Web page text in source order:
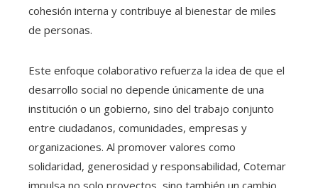
cohesión interna y contribuye al bienestar de miles
de personas.
Este enfoque colaborativo refuerza la idea de que el
desarrollo social no depende únicamente de una
institución o un gobierno, sino del trabajo conjunto
entre ciudadanos, comunidades, empresas y
organizaciones. Al promover valores como
solidaridad, generosidad y responsabilidad, Cotemar